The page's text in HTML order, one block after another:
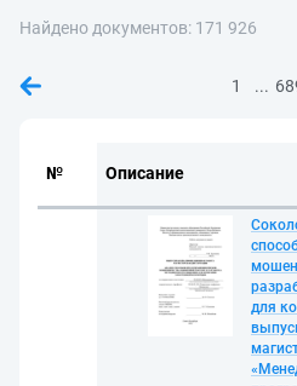
Найдено документов: 171 926
1 ...
№ Описание
для